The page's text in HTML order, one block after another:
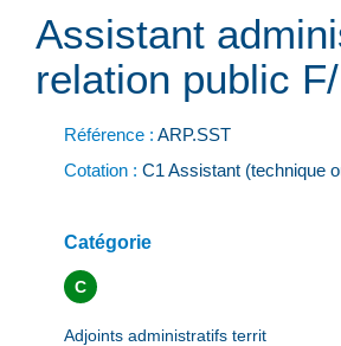
Assistant
relation public
Référence : ARP.SST
Cotation : C1 Assistant (technique
Catégorie
C
Adjoints administratifs territ